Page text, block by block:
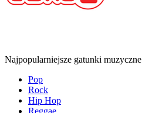
Najpopularniejsze gatunki muzyczne
Pop
Rock
Hip Hop